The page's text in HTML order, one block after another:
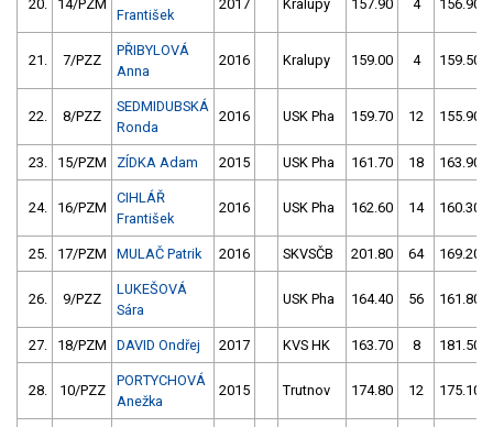
20. 14/PZM
František
2017 Kralupy 157.90 4 156.90
21. 7/PZZ
PŘIBYLOVÁ
Anna
2016 Kralupy 159.00 4 159.50
22. 8/PZZ
SEDMIDUBSKÁ
Ronda
2016 USK Pha 159.70 12 155.90
23. 15/PZM ZÍDKA Adam 2015 USK Pha 161.70 18 163.90
24. 16/PZM
CIHLÁŘ
František
2016 USK Pha 162.60 14 160.30
25. 17/PZM MULAČ Patrik 2016 SKVSČB 201.80 64 169.20
26. 9/PZZ
LUKEŠOVÁ
Sára
USK Pha 164.40 56 161.80
27. 18/PZM DAVID Ondřej 2017 KVS HK 163.70 8 181.50
28. 10/PZZ
PORTYCHOVÁ
Anežka
2015 Trutnov 174.80 12 175.10